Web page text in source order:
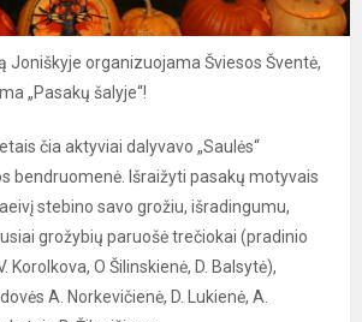
Joniškyje organizuojama Šviesos Šventė,
„Pasakų šalyje“!
čia aktyviai dalyvavo „Saulės“
bendruomenė. Išraižyti pasakų motyvais
stebino savo grožiu, išradingumu,
grožybių paruošė trečiokai (pradinio
Korolkova, O Šilinskienė, D. Balsytė),
A. Norkevičienė, D. Lukienė, A.